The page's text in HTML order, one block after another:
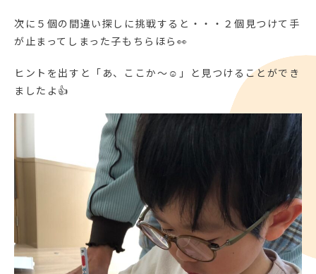
次に５個の間違い探しに挑戦すると・・・２個見つけて手
が止まってしまった子もちらほら👀
ヒントを出すと「あ、ここか～☺️」と見つけることができ
ましたよ👍